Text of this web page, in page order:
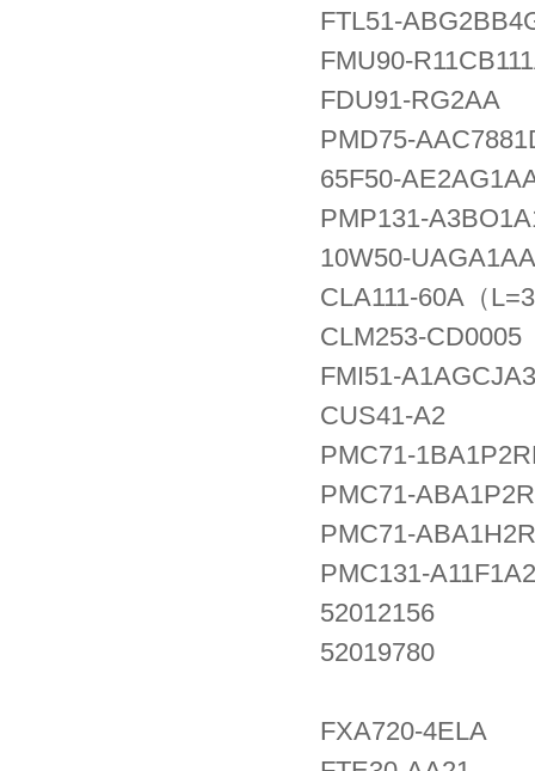
FTL51-
FMU90-
FDU91-RG2AA
PMD75-
65F50-
PMP131-
10W50-
CLA111-60A（
CLM253-CD0005
FMI51-
CUS41-A2
PMC71-
PMC71-
PMC71-
PMC131-
52012156
52019780
FXA720-4ELA